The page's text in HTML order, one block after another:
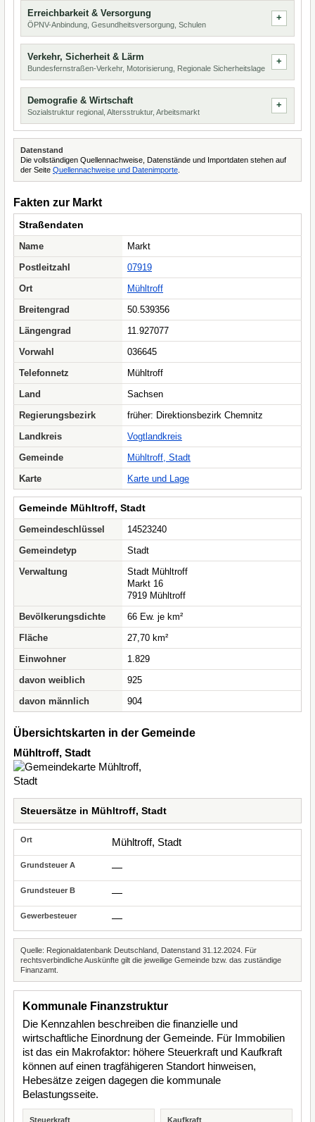
Erreichbarkeit & Versorgung
ÖPNV-Anbindung, Gesundheitsversorgung, Schulen
Verkehr, Sicherheit & Lärm
Bundesfernstraßen-Verkehr, Motorisierung, Regionale Sicherheitslage
Demografie & Wirtschaft
Sozialstruktur regional, Altersstruktur, Arbeitsmarkt
Datenstand
Die vollständigen Quellennachweise, Datenstände und Importdaten stehen auf
der Seite Quellennachweise und Datenimporte
Fakten zur Markt
Straßendaten
Name
Markt
Postleitzahl
07919
Ort
Mühltroff
Breitengrad
50.539356
Längengrad
11.927077
Vorwahl
036645
Telefonnetz
Mühltroff
Land
Sachsen
Regierungsbezirk
früher: Direktionsbezirk Chemnitz
Landkreis
Vogtlandkreis
Gemeinde
Mühltroff, Stadt
Karte
Karte und Lage
Gemeinde Mühltroff, Stadt
Gemeindeschlüssel
14523240
Gemeindetyp
Stadt
Verwaltung
Stadt Mühltroff
Markt 16
7919 Mühltroff
Bevölkerungsdichte
66 Ew. je km²
Fläche
27,70 km²
Einwohner
1.829
davon weiblich
925
davon männlich
904
Übersichtskarten in der Gemeinde
Mühltroff, Stadt
Steuersätze in Mühltroff, Stadt
Mühltroff, Stadt
—
—
—
Quelle: Regionaldatenbank Deutschland, Datenstand 31.12.2024. Für
rechtsverbindliche Auskünfte gilt die jeweilige Gemeinde bzw. das zuständige
Finanzamt.
Kommunale Finanzstruktur
Die Kennzahlen beschreiben die finanzielle und
wirtschaftliche Einordnung der Gemeinde. Für Immobilien
ist das ein Makrofaktor: höhere Steuerkraft und Kaufkraft
können auf einen tragfähigeren Standort hinweisen,
Hebesätze zeigen dagegen die kommunale
Belastungsseite.
Steuerkraft Kaufkraft